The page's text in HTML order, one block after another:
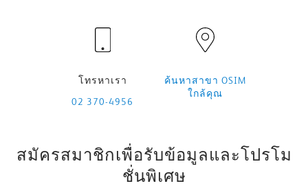
โทรหาเรา
02 370-4956
ค้นหาสาขา OSIM
ใกล้คุณ
สมัครสมาชิกเพื่อรับข้อมูลและโปรโม
ชั่นพิเศษ